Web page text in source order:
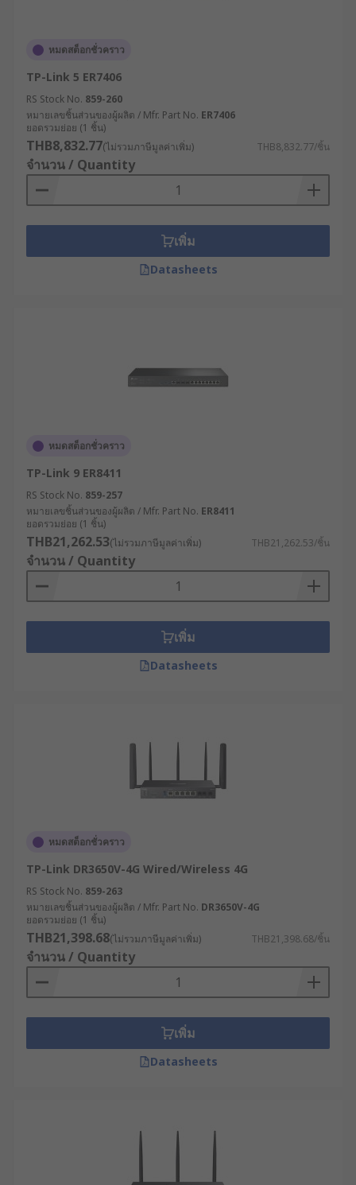
หมดสต็อกชั่วคราว
TP-Link 5 ER7406
RS Stock No. 859-260
หมายเลขชิ้นส่วนของผู้ผลิต / Mfr. Part No. ER7406
ยอดรวมย่อย (1 ชิ้น)
THB8,832.77(ไม่รวมภาษีมูลค่าเพิ่ม) THB8,832.77/ชิ้น
จำนวน / Quantity
เพิ่ม
Datasheets
หมดสต็อกชั่วคราว
TP-Link 9 ER8411
RS Stock No. 859-257
หมายเลขชิ้นส่วนของผู้ผลิต / Mfr. Part No. ER8411
ยอดรวมย่อย (1 ชิ้น)
THB21,262.53(ไม่รวมภาษีมูลค่าเพิ่ม) THB21,262.53/ชิ้น
จำนวน / Quantity
เพิ่ม
Datasheets
หมดสต็อกชั่วคราว
TP-Link DR3650V-4G Wired/Wireless 4G
RS Stock No. 859-263
หมายเลขชิ้นส่วนของผู้ผลิต / Mfr. Part No. DR3650V-4G
ยอดรวมย่อย (1 ชิ้น)
THB21,398.68(ไม่รวมภาษีมูลค่าเพิ่ม) THB21,398.68/ชิ้น
จำนวน / Quantity
เพิ่ม
Datasheets